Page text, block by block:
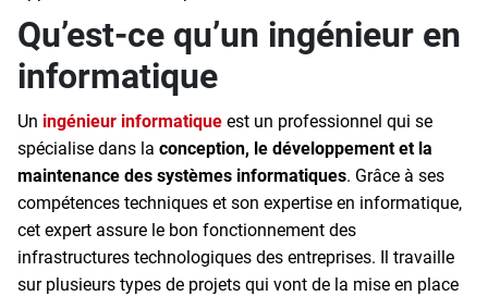
Qu’est-ce qu’un ingénieur en
informatique
Un ingénieur informatique est un professionnel qui se
spécialise dans la conception, le développement et la
maintenance des systèmes informatiques. Grâce à ses
compétences techniques et son expertise en informatique,
cet expert assure le bon fonctionnement des
infrastructures technologiques des entreprises. Il travaille
sur plusieurs types de projets qui vont de la mise en place